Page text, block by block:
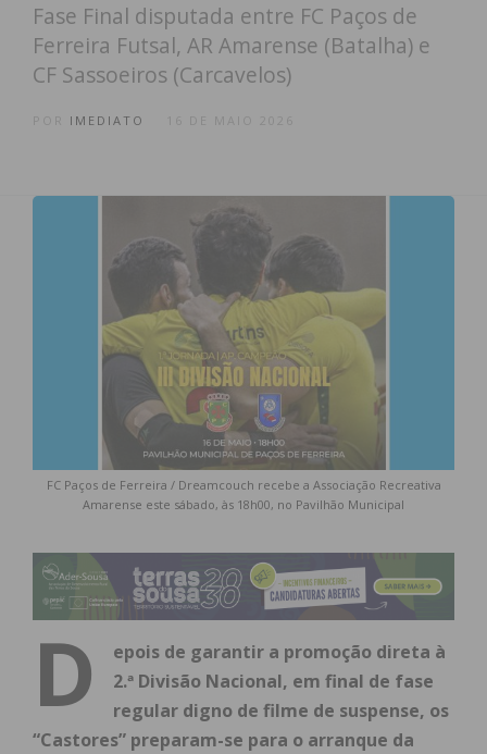
Fase Final disputada entre FC Paços de
Ferreira Futsal, AR Amarense (Batalha) e
CF Sassoeiros (Carcavelos)
IMEDIATO 16 DE MAIO 2026
FC Paços de Ferreira / Dreamcouch recebe a Associação Recreativa
Amarense este sábado, às 18h00, no Pavilhão Municipal
D
epois de garantir a promoção direta à
2.ª Divisão Nacional, em final de fase
regular digno de filme de suspense, os
“Castores” preparam-se para o arranque da